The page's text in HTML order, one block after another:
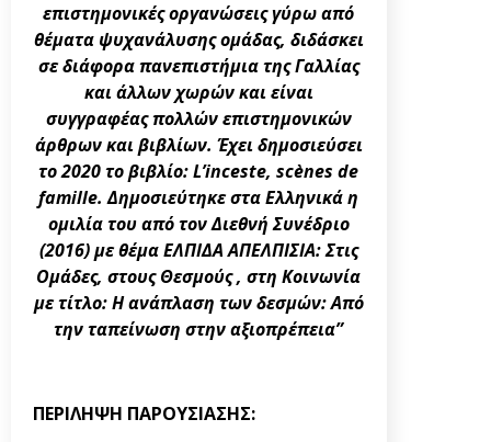
επιστημονικές οργανώσεις γύρω από
θέματα ψυχανάλυσης ομάδας, διδάσκει
σε διάφορα πανεπιστήμια της Γαλλίας
και άλλων χωρών και είναι
συγγραφέας πολλών επιστημονικών
άρθρων και βιβλίων. Έχει δημοσιεύσει
το 2020 το βιβλίο: L’inceste, scènes de
famille. Δημοσιεύτηκε στα Ελληνικά η
ομιλία του από τον Διεθνή Συνέδριο
(2016) με θέμα ΕΛΠΙΔΑ ΑΠΕΛΠΙΣΙΑ: Στις
Ομάδες, στους Θεσμούς , στη Κοινωνία
με τίτλο: Η ανάπλαση των δεσμών: Από
την ταπείνωση στην αξιοπρέπεια”
ΠΕΡΙΛΗΨΗ ΠΑΡΟΥΣΙΑΣΗΣ: